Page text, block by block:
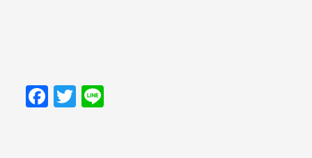
Facebook
Twitter